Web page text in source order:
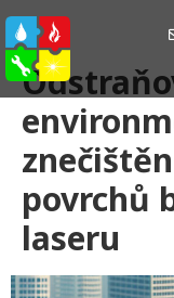
povrchů
laseru